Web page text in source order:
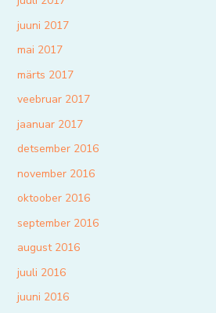
juuni 2017
mai 2017
märts 2017
veebruar 2017
jaanuar 2017
detsember 2016
november 2016
oktoober 2016
september 2016
august 2016
juuli 2016
juuni 2016